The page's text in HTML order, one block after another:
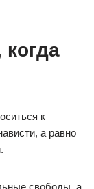
к
а равно
свободы, а